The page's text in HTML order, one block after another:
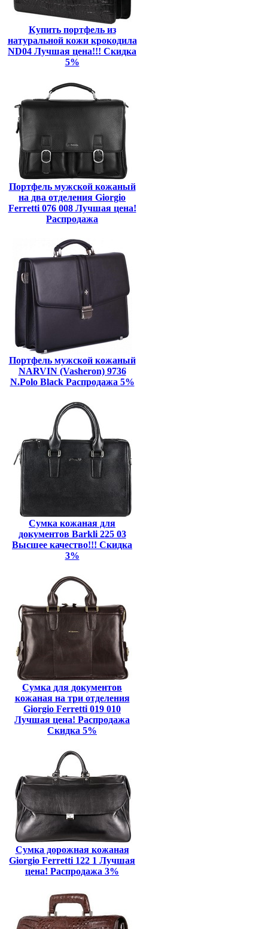
Купить портфель из
натуральной кожи крокодила
ND04 Лучшая цена!!! Скидка
5%
Портфель мужской кожаный
на два отделения Giorgio
Ferretti 076 008 Лучшая цена!
Распродажа
Портфель мужской кожаный
NARVIN (Vasheron) 9736
N.Polo Black Распродажа 5%
Сумка кожаная для
документов Barkli 225 03
Высшее качество!!! Скидка
3%
Сумка для документов
кожаная на три отделения
Giorgio Ferretti 019 010
Лучшая цена! Распродажа
Скидка 5%
Сумка дорожная кожаная
Giorgio Ferretti 122 1 Лучшая
цена! Распродажа 3%